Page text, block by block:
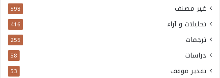
غير مصنف 598
تحليلات و آراء 416
ترجمات 255
دراسات 58
تقدير موقف 53